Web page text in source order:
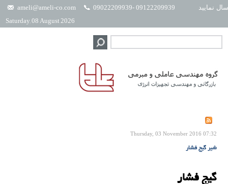
نمایید 09122209939 -09022209939
ameli@ameli-co.com
Saturday, 08 August 2026
Thursday, 03 November 2016 07:32
شیر گیج فشار
گیج فشار